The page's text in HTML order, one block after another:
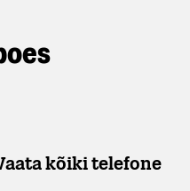
kõiki telefone